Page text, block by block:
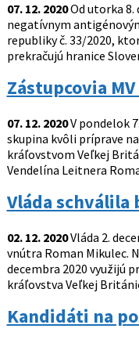
07. 12. 2020Od utorka 8.
negatívnym
republiky č. 33/2020,
prekračujú hranice
Zástupcovia
07. 12. 2020V pondelok
skupina kvôli príprave
kráľovstvom Veľkej
Vendelína Leitnera
Vláda schválila
02. 12. 2020Vláda 2.
vnútra Roman Mikulec.
decembra 2020 využijú
kráľovstva Veľkej
Kandidáti na